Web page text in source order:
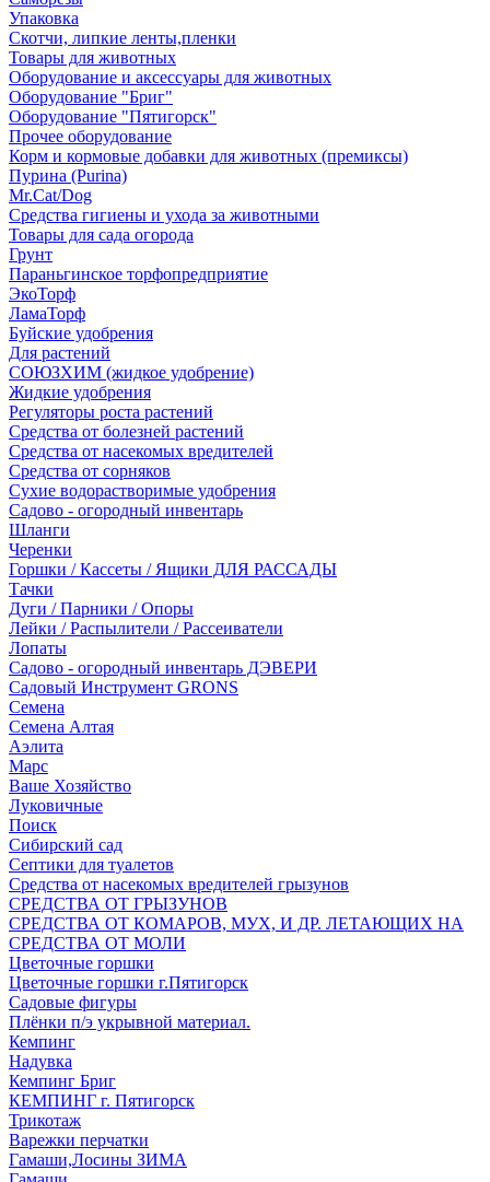
Упаковка
Скотчи, липкие ленты,пленки
Товары для животных
Оборудование и аксессуары для животных
Оборудование "Бриг"
Оборудование "Пятигорск"
Прочее оборудование
Корм и кормовые добавки для животных (премиксы)
Пурина (Purina)
Mr.Cat/Dog
Средства гигиены и ухода за животными
Товары для сада огорода
Грунт
Параньгинское торфопредприятие
ЭкоТорф
ЛамаТорф
Буйские удобрения
Для растений
СОЮЗХИМ (жидкое удобрение)
Жидкие удобрения
Регуляторы роста растений
Средства от болезней растений
Средства от насекомых вредителей
Средства от сорняков
Сухие водорастворимые удобрения
Садово - огородный инвентарь
Шланги
Черенки
Горшки / Кассеты / Ящики ДЛЯ РАССАДЫ
Тачки
Дуги / Парники / Опоры
Лейки / Распылители / Рассеиватели
Лопаты
Садово - огородный инвентарь ДЭВЕРИ
Садовый Инструмент GRONS
Семена
Семена Алтая
Аэлита
Марс
Ваше Хозяйство
Луковичные
Поиск
Сибирский сад
Септики для туалетов
Средства от насекомых вредителей грызунов
СPEДСТВА ОТ ГРЫЗУНОВ
СРЕДСТВА ОТ КОМАРОВ, МУХ, И ДР. ЛЕТАЮЩИХ НА
СРЕДСТВА ОТ МОЛИ
Цветочные горшки
Цветочные горшки г.Пятигорск
Садовые фигуры
Плёнки п/э укрывной материал.
Кемпинг
Надувка
Кемпинг Бриг
КЕМПИНГ г. Пятигорск
Трикотаж
Варежки перчатки
Гамаши,Лосины ЗИМА